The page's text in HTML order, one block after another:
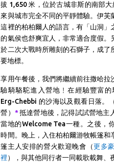
拔 1,650 米，位於古城非斯的南部
來與城市完全不同的平靜體驗。伊芙
這裡的柏柏爾人的語言，有「山洞」
的氣侯也舒爽宜人，非常適合度假。
於二次大戰時所雕刻的石獅子，成了
要地標。
享用午餐後，我們將繼續前往撒哈拉
驗騎駱駝進入營地﹗在經驗豐富
Erg-Chebbi 的沙海以及觀看日落。
營） *抵達營地後，記得試試營地主
當地的Welcome Tea一種。之後，
時間。 晚上，入住柏柏爾游牧帳篷和
篷主人安排的營火歡迎晚會（更多
裡），與其他同行者一同載歌載舞、